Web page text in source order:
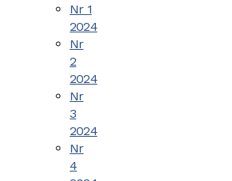
Nr 1
2024
Nr
2
2024
Nr
3
2024
Nr
4